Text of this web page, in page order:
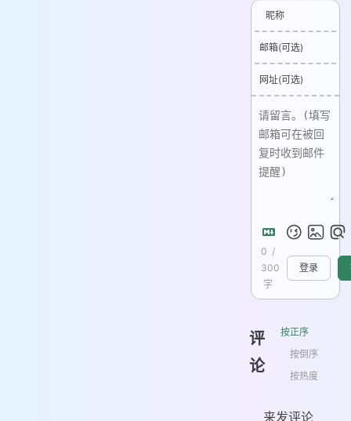
昵称
邮箱(可选)
网址(可选)
0 /
300
字
登录
评
论
按正序
按倒序
按热度
来发评论